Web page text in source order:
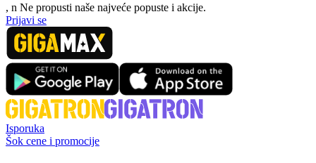
, n Ne propusti naše najveće popuste i akcije.
Prijavi se
Isporuka
Šok cene i promocije